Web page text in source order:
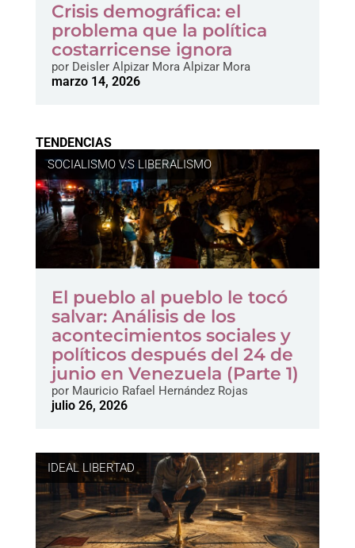
Crisis demográfica: el
problema que la política
costarricense ignora
porDeisler Alpizar Mora Alpizar Mora
marzo 14, 2026
TENDENCIAS
SOCIALISMO V.S LIBERALISMO
El pueblo al pueblo le tocó
salvar: Análisis de los
acontecimientos sociales y
políticos después del 24 de
junio en Venezuela (Parte 1)
porMauricio Rafael Hernández Rojas
julio 26, 2026
IDEAL LIBERTAD